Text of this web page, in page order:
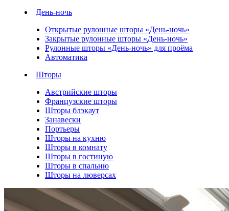
День-ночь
Открытые рулонные шторы «День-ночь»
Закрытые рулонные шторы «День-ночь»
Рулонные шторы «День-ночь» для проёма
Автоматика
Шторы
Австрийские шторы
Французские шторы
Шторы блэкаут
Занавески
Портьеры
Шторы на кухню
Шторы в комнату
Шторы в гостиную
Шторы в спальню
Шторы на люверсах